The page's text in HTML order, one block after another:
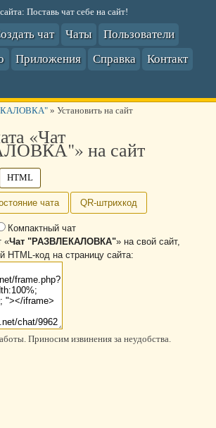
Поставь чат себе на сайт!
чат Чаты
Пользователи
Приложения Справка
Контакт
» Установить на сайт
«Чат
на сайт
HTML
чата QR-штрихкод
Компактный чат
«Чат "РАЗВЛЕКАЛОВКА"» на свой сайт,
HTML-код на страницу сайта: